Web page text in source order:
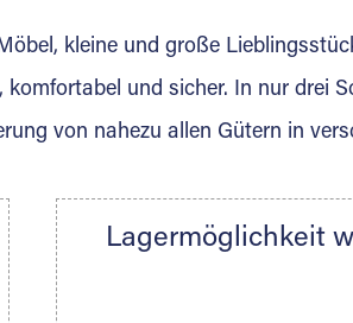
freuen uns auf Ihre
kleine und große
und sicher. In nur drei
von nahezu allen Gütern in
Lagermöglichkeit